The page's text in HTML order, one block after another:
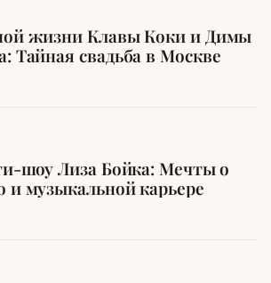
жизни Клавы Коки и Димы
Тайная свадьба в Москве
шоу Лиза Бойка: Мечты о
музыкальной карьере